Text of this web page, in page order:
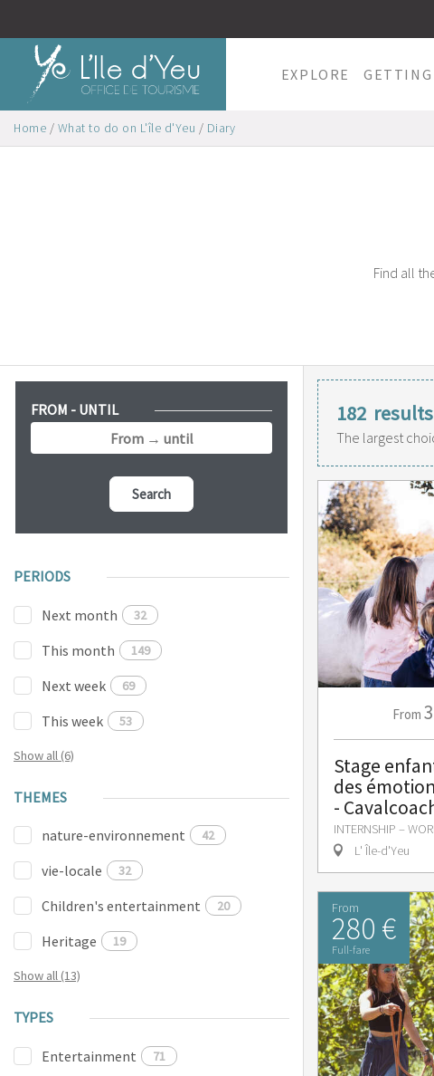
EXPLORE
Home / What to do on L'île d'Yeu / Diary
Find all
FROM - UNTIL
Search
PERIODS
Next month 32
This month 149
Next week 69
This week 53
Show all (6)
THEMES
nature-environnement 42
vie-locale 32
Children's entertainment 20
Heritage 19
Show all (13)
TYPES
Entertainment 71
182 results
The largest
From 3
Stage
des
-
INTERNSHIP –
L' Île-d'Yeu
From
280 €
Full-fare